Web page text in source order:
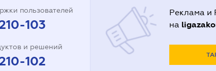
пользователей
103
и решений
102
Реклама и
на